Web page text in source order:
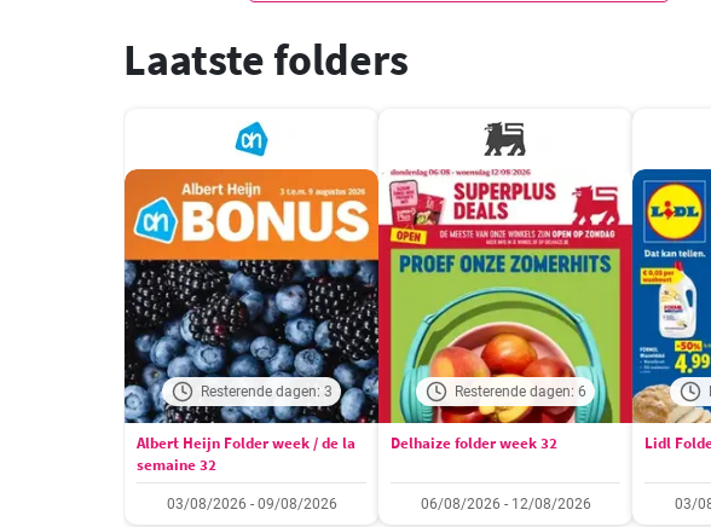
Laatste folders
Resterende dagen: 3
Albert Heijn Folder week / de la
semaine 32
03/08/2026 - 09/08/2026
Resterende dagen: 6
Delhaize folder week 32
06/08/2026 - 12/08/2026
Lidl
03/